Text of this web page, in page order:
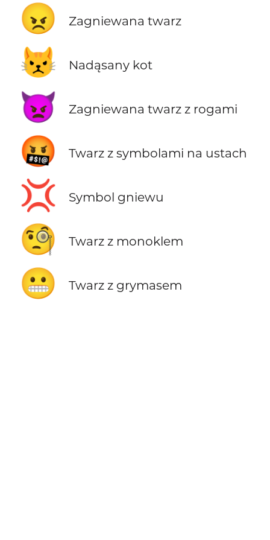
😠 Zagniewana twarz
😾 Nadąsany kot
👿 Zagniewana twarz z rogami
🤬 Twarz z symbolami na ustach
💢 Symbol gniewu
🧐 Twarz z monoklem
😬 Twarz z grymasem